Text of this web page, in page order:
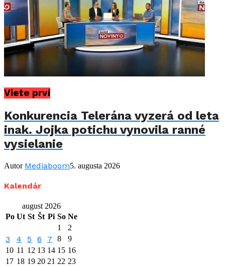
Viete prví
Konkurencia Telerána vyzerá od leta
inak. Jojka potichu vynovila ranné
vysielanie
Autor Mediaboom5. augusta 2026
Kalendár
august 2026
Po Ut St Št Pi So Ne
1
2
3 4 5 6 7 8
9
10 11 12 13 14 15 16
17 18 19 20 21 22 23